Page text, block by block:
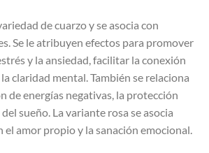
de cuarzo y se asocia con
Se le atribuyen efectos para promover
y la ansiedad, facilitar la conexión
claridad mental. También se relaciona
de energías negativas, la protección
sueño. La variante rosa se asocia
el amor propio y la sanación emocional.